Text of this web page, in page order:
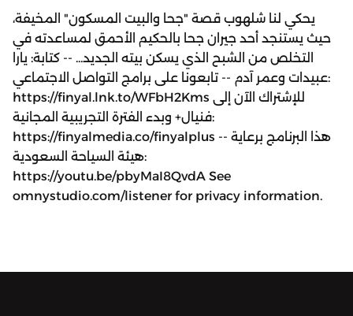
يحكي لنا شلهوب قصة "جحا والبيت المسكون" المخيفة،
حيث يستنجد أحد جيران جحا بالحكيم الأحمق لمساعدته في
التخلص من الشبح الذي يسكن بيته الجديد... -- كتابة: يارا
عبيدات وعمر آدم -- تابعونا على برامج التواصل الاجتماعي:
https://finyal.lnk.to/WFbH2Kms للإشتراك الآن إلى
فنيال+ وبدء الفترة التجريبية المجانية:
https://finyalmedia.co/finyalplus -- هذا البرنامج برعاية
هيئة السياحة السعودية:
https://youtu.be/pbyMaI8QvdA See
omnystudio.com/listener for privacy information.